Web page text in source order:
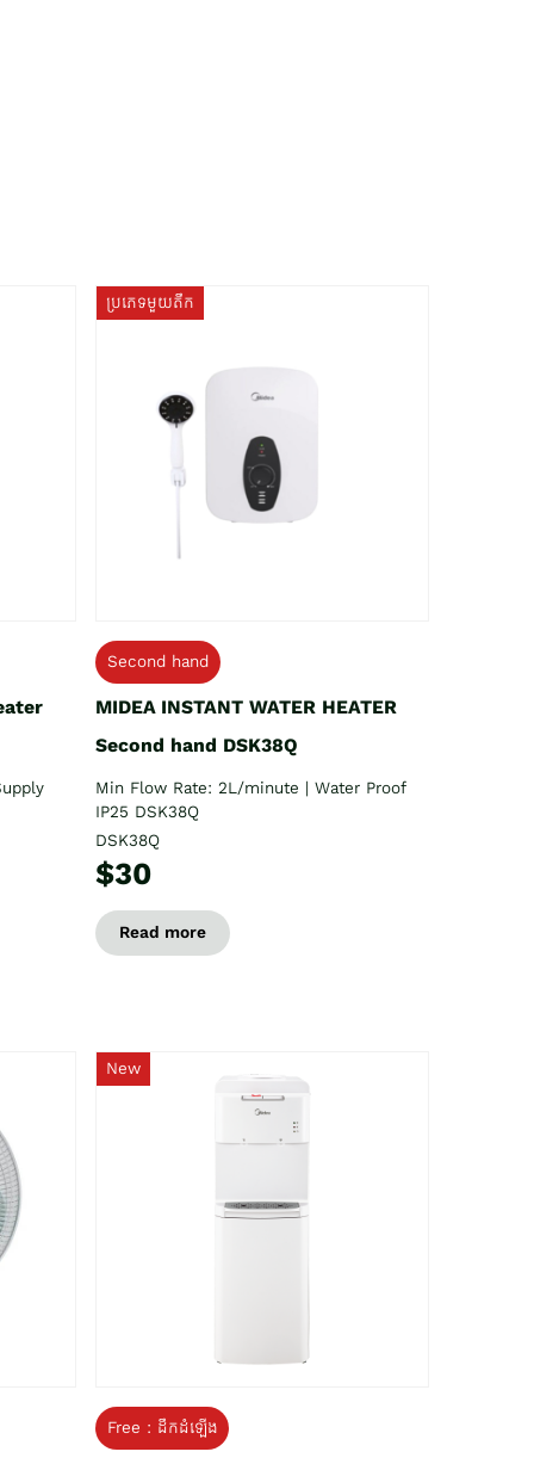
ប្រភេទមួយតឹក
Second hand
MIDEA INSTANT WATER HEATER
Second hand DSK38Q
Min Flow Rate: 2L/minute | Water Proof
IP25 DSK38Q
DSK38Q
$30
Read more
New
Free : ដឹកដំឡើង